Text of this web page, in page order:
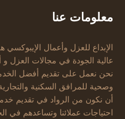
معلومات عنا
الإبداع للعزل وأعمال
عالية الجودة في مجالات العزل
نحن نعمل على تقديم أفضل
وصحية للمرافق السكنية
أن نكون من الرواد في تقديم
احتياجات عملائنا وتساعدهم في